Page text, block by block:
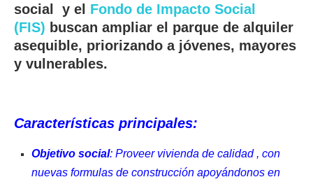
social y el Fondo de Impacto Social
(FIS) buscan ampliar el parque de alquiler
asequible, priorizando a jóvenes, mayores
y vulnerables.
Características principales:
Objetivo social: Proveer vivienda de calidad , con
nuevas formulas de construcción apoyándonos en